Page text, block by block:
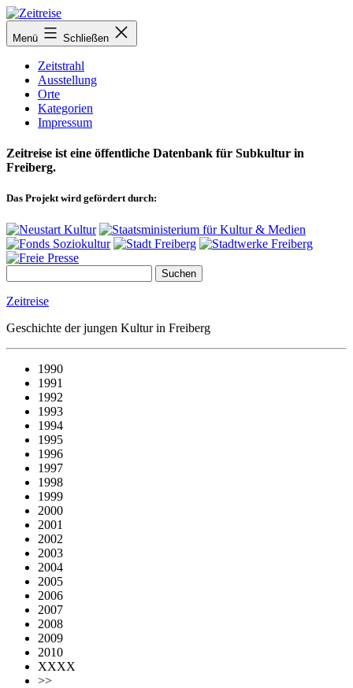
Zum
Inhalt
springen
Menü Schließen
Zeitstrahl
Ausstellung
Orte
Kategorien
Impressum
Zeitreise ist eine öffentliche Datenbank für Subkultur in
Freiberg.
Das Projekt wird gefördert durch:
Zeitreise
Geschichte der jungen Kultur in Freiberg
1990
1991
1992
1993
1994
1995
1996
1997
1998
1999
2000
2001
2002
2003
2004
2005
2006
2007
2008
2009
2010
XXXX
>>